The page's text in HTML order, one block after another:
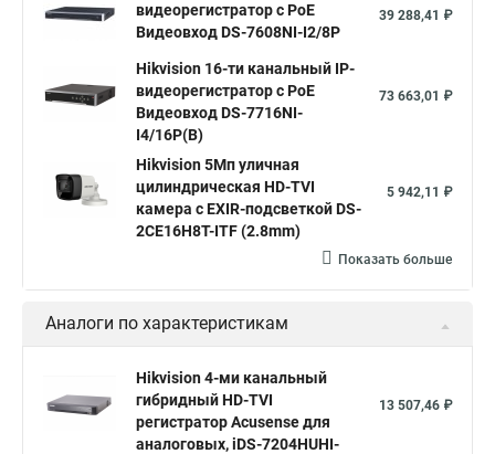
видеорегистратор c PoE
Видеовход DS-7608NI-I2/8P
39 288,41 ₽
Hikvision 16-ти канальный IP-
видеорегистратор c PoE
Видеовход DS-7716NI-
I4/16P(B)
73 663,01 ₽
Hikvision 5Мп уличная
цилиндрическая HD-TVI
камера с EXIR-подсветкой DS-
2CE16H8T-ITF (2.8mm)
5 942,11 ₽
Показать больше
Аналоги по характеристикам
Hikvision 4-ми канальный
гибридный HD-TVI
регистратор Acusense для
аналоговых, iDS-7204HUHI-
13 507,46 ₽